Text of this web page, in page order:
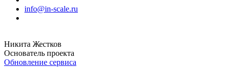
info@in-scale.ru
Никита Жестков
Основатель проекта
Обновление сервиса